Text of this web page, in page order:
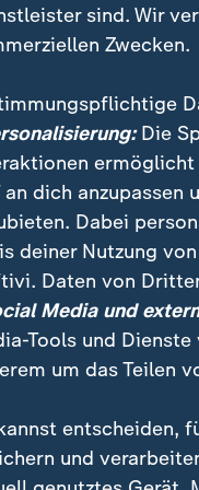
Mode
und welche
sind. Wir
Zwecken.
Die
ermöglicht
an dich anzupassen
Dabei
deiner Nutzung
Daten von
Media und
Tools und
um das Teilen
entscheiden,
und